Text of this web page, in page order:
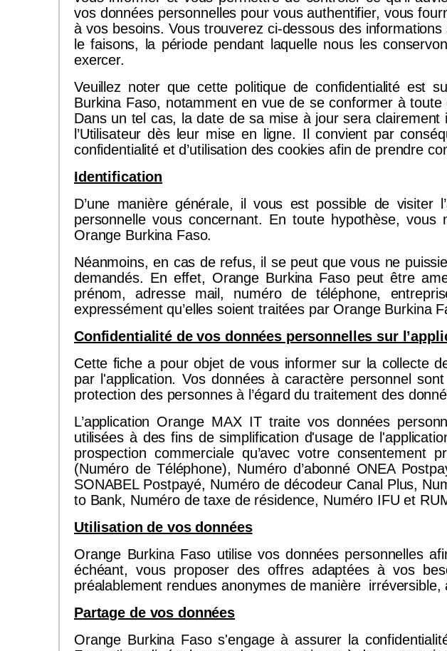
vos données personnelles pour vous authentifier, vous
à vos besoins. Vous trouverez ci-dessous des
le faisons, la période pendant laquelle nous les
exercer.
Veuillez noter que cette politique de confidentialité est
Burkina Faso, notamment en vue de se conformer à
Dans un tel cas, la date de sa mise à jour sera
l’Utilisateur dès leur mise en ligne. Il convient par
confidentialité et d’utilisation des cookies afin de prendre
Identification
D’une manière générale, il vous est possible de visiter
personnelle vous concernant. En toute hypothèse,
Orange Burkina Faso.
Néanmoins, en cas de refus, il se peut que vous ne
demandés. En effet, Orange Burkina Faso peut être
prénom, adresse mail, numéro de téléphone,
expressément qu’elles soient traitées par Orange Burkina
Confidentialité de vos données personnelles sur
Cette fiche a pour objet de vous informer sur la collecte
par l'application. Vos données à caractère personnel
protection des personnes à l’égard du traitement des
L’application Orange MAX IT traite vos données
utilisées à des fins de simplification d'usage de
prospection commerciale qu’avec votre consentement
(Numéro de Téléphone), Numéro d’abonné ONEA
SONABEL Postpayé, Numéro de décodeur Canal Plus,
to Bank, Numéro de taxe de résidence, Numéro IFU et
Utilisation de vos données
Orange Burkina Faso utilise vos données personnelles
échéant, vous proposer des offres adaptées à vos
préalablement rendues anonymes de manière irréversible,
Partage de vos données
Orange Burkina Faso s'engage à assurer la